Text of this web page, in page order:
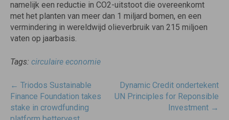
namelijk een reductie in CO2-uitstoot die overeenkomt
met het planten van meer dan 1 miljard bomen, en een
vermindering in wereldwijd olieverbruik van 215 miljoen
vaten op jaarbasis.
Tags: circulaire economie
Post
navigatie
← Triodos Sustainable
Finance Foundation takes
stake in crowdfunding
Dynamic Credit ondertekent
UN Principles for Reponsible
Investment →